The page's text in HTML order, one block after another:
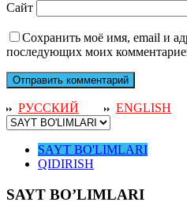
Сайт
Сохранить моё имя, email и
последующих моих
РУССКИЙ ENGLISH
SAYT BO'LIMLARI
QIDIRISH
SAYT BO’LIMLARI